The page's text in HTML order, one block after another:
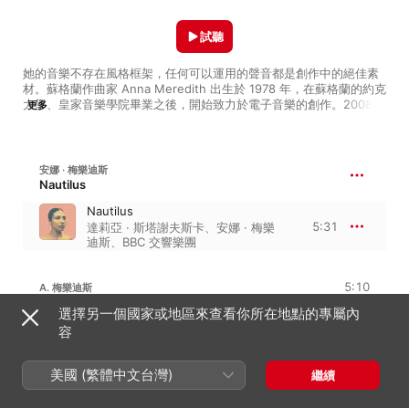
她的音樂不存在風格框架，任何可以運用的聲音都是創作中的絕佳素
材。蘇格蘭作曲家 Anna Meredith 出生於 1978 年，在蘇格蘭的約克
大學、皇家音樂學院畢業之後，開始致力於電子音樂的創作。2008
拍與合成器聲響打造出令人耳目一新的風格。在 2016 年她推出了個
人首張專輯《Varmints》，將原本的電子樂器聲響與原聲樂器結合，
《四季》重新解構組合，進行一次大膽的創新實驗，而她於 2019 年
推出的《Fibs》，更是加入了搖滾與龐克的元素，讓整體的電子音樂
氛圍愈加飽滿。Anna Meredith 的創作涵蓋極為廣泛的風格類型，當
青睞。本歌單精選 Anna Meredith 的創意作品，其中包括她為電影
《八年級生》所創作的配樂原聲帶。聆聽這位電子音樂奇才的靈感妙
想，不斷被她的創意衝擊感官。
更多
試聽
安娜 · 梅樂迪斯
Nautilus
Nautilus
達莉亞 · 斯塔謝夫斯卡、 安娜 · 梅樂
迪斯、 BBC 交響樂團
5:31
A. 梅樂迪斯 5:10
Blackfriars (String Quartet
Version)
3:03
選擇另一個國家或地區來查看你所在地點的專屬內
容
美國 (繁體中文台灣) 繼續